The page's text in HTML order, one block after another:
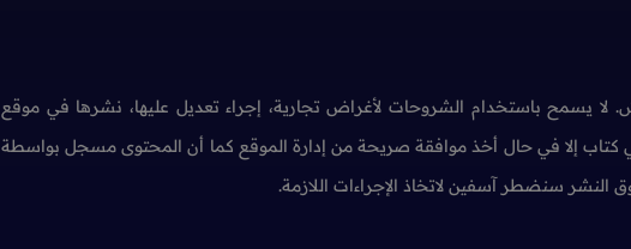
يسمح باستخدام الشروحات لأغراض تجارية، إجراء تعديل عليها، نشرها في موقع
إلا في حال أخذ موافقة صريحة من إدارة الموقع كما أن المحتوى مسجل بواسطة